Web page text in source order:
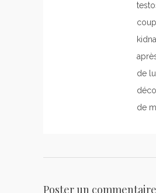
de
de
Poster un commentaire